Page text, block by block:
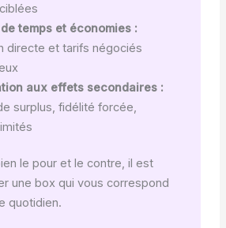
temps et économies :
directe et tarifs négociés
aux effets secondaires :
surplus, fidélité forcée,
le pour et le contre, il est
une box qui vous correspond
quotidien.